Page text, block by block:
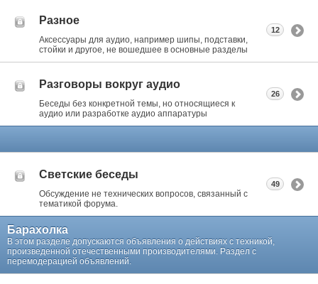
Разное
Аксессуары для аудио, например шипы, подставки,
стойки и другое, не вошедшее в основные разделы
12
Разговоры вокруг аудио
Беседы без конкретной темы, но относящиеся к
аудио или разработке аудио аппаратуры
26
Светские беседы
Обсуждение не технических вопросов, связанный с
тематикой форума.
49
Барахолка
В этом разделе допускаются объявления о действиях с техникой,
произведенной отечественными производителями. Раздел с
перемодерацией объявлений.